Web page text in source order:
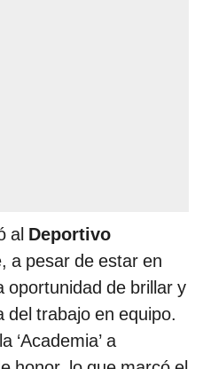
al Deportivo
a pesar de estar en
oportunidad de brillar y
trabajo en equipo.
‘Academia’ a